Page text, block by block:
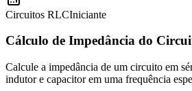
Circuitos RLCIniciante
Cálculo de Impedância do
Calcule a impedância de um circuito em
indutor e capacitor em uma frequência